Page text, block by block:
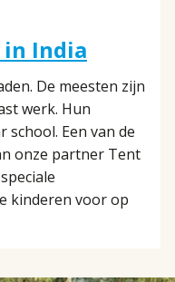
India
De meesten zijn
werk. Hun
Een van de
onze partner Tent
kinderen voor op